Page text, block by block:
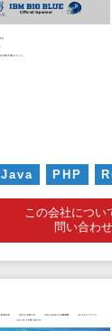
Java PHP
この会社につい
問い合わ